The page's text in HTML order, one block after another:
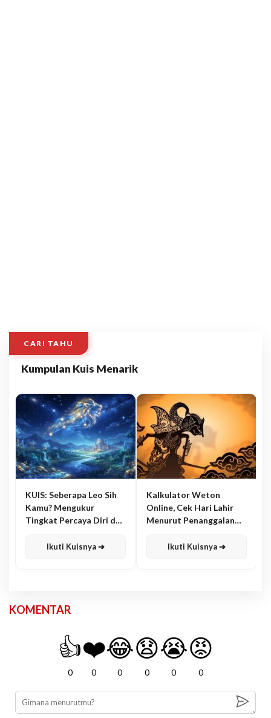
CARI TAHU
Kumpulan Kuis Menarik
KUIS: Seberapa Leo Sih
Kamu? Mengukur
Tingkat Percaya Diri dan
Ikuti Kuisnya ➔
Kalkulator Weton
Online, Cek Hari Lahir
Menurut Penanggalan
Ikuti Kuisnya ➔
KOMENTAR
👍
0
❤️
0
😂
0
😧
0
😭
0
😡
0